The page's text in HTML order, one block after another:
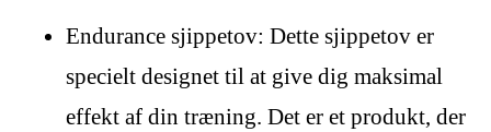
Endurance sjippetov: Dette sjippetov er
specielt designet til at give dig maksimal
effekt af din træning. Det er et produkt, der